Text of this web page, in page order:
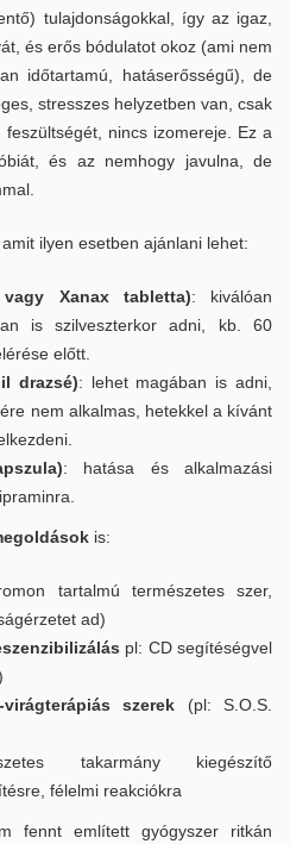
cicák részére
macskáját
fontossága
tulajdonságokkal, így az igaz,
és erős bódulatot okoz (ami nem
időtartamú, hatáserősségű), de
stresszes helyzetben van, csak
nincs izomereje. Ez a
és az nemhogy javulna, de
ilyen esetben ajánlani lehet:
Xanax tabletta): kiválóan
is szilveszterkor adni, kb. 60
előtt.
drazsé): lehet magában is adni,
nem alkalmas, hetekkel a kívánt
: hatása és alkalmazási
is:
tartalmú természetes szer,
ad)
pl: CD segítéségvel
szerek (pl: S.O.S.
takarmány kiegészítő
félelmi reakciókra
fennt említett gyógyszer ritkán